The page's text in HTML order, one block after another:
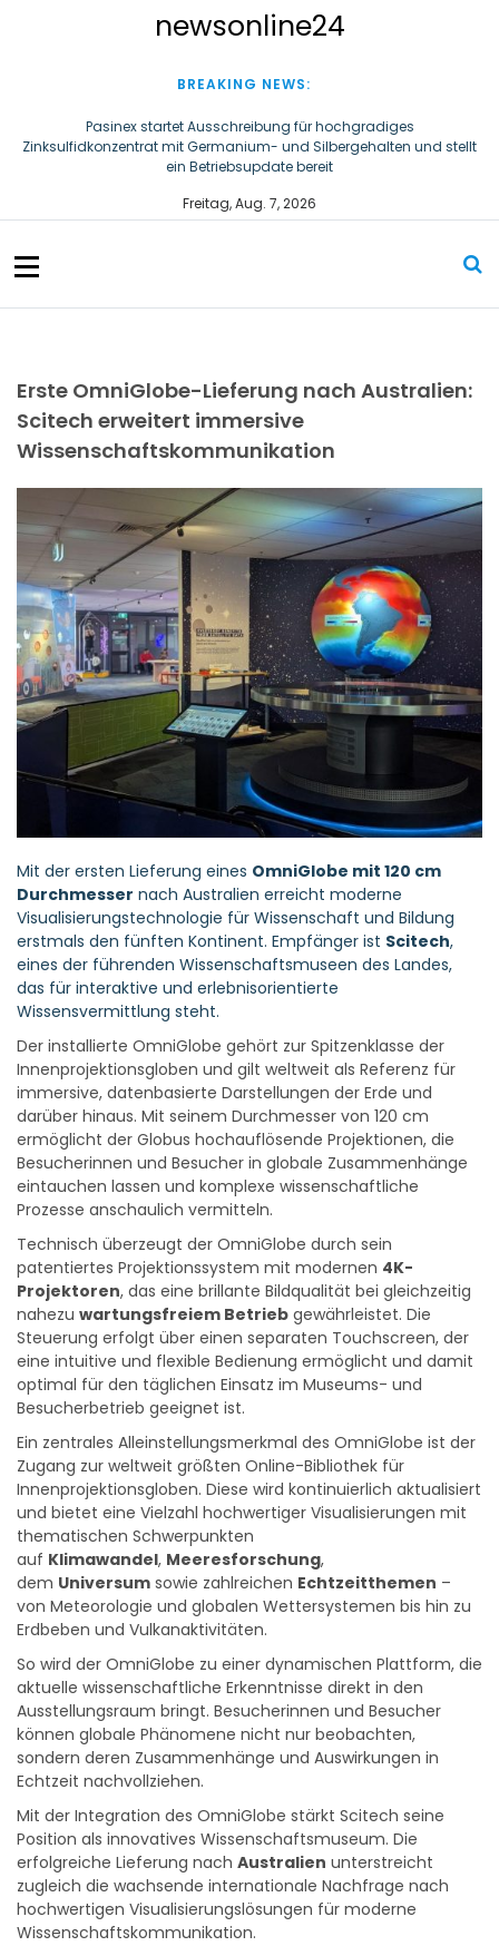
t
newsonline24
BREAKING NEWS:
Pasinex startet Ausschreibung für hochgradiges
Zinksulfidkonzentrat mit Germanium- und Silbergehalten und stellt
ein Betriebsupdate bereit
Steigende Adipositasrate zeigt strukturellen Handlungsbedarf bei
der Ernährung schulpflichtiger Kinder
Freitag, Aug. 7, 2026
Erste OmniGlobe-Lieferung nach Australien:
Scitech erweitert immersive
Wissenschaftskommunikation
Mit der ersten Lieferung eines OmniGlobe mit 120 cm
Durchmesser nach Australien erreicht moderne
Visualisierungstechnologie für Wissenschaft und Bildung
erstmals den fünften Kontinent. Empfänger ist Scitech,
eines der führenden Wissenschaftsmuseen des Landes,
das für interaktive und erlebnisorientierte
Wissensvermittlung steht.
Der installierte OmniGlobe gehört zur Spitzenklasse der
Innenprojektionsgloben und gilt weltweit als Referenz für
immersive, datenbasierte Darstellungen der Erde und
darüber hinaus. Mit seinem Durchmesser von 120 cm
ermöglicht der Globus hochauflösende Projektionen, die
Besucherinnen und Besucher in globale Zusammenhänge
eintauchen lassen und komplexe wissenschaftliche
Prozesse anschaulich vermitteln.
Technisch überzeugt der OmniGlobe durch sein
patentiertes Projektionssystem mit modernen 4K-
Projektoren, das eine brillante Bildqualität bei gleichzeitig
nahezu wartungsfreiem Betrieb gewährleistet. Die
Steuerung erfolgt über einen separaten Touchscreen, der
eine intuitive und flexible Bedienung ermöglicht und damit
optimal für den täglichen Einsatz im Museums- und
Besucherbetrieb geeignet ist.
Ein zentrales Alleinstellungsmerkmal des OmniGlobe ist der
Zugang zur weltweit größten Online-Bibliothek für
Innenprojektionsgloben. Diese wird kontinuierlich aktualisiert
und bietet eine Vielzahl hochwertiger Visualisierungen mit
thematischen Schwerpunkten
auf Klimawandel, Meeresforschung,
dem Universum sowie zahlreichen Echtzeitthemen –
von Meteorologie und globalen Wettersystemen bis hin zu
Erdbeben und Vulkanaktivitäten.
So wird der OmniGlobe zu einer dynamischen Plattform, die
aktuelle wissenschaftliche Erkenntnisse direkt in den
Ausstellungsraum bringt. Besucherinnen und Besucher
können globale Phänomene nicht nur beobachten,
sondern deren Zusammenhänge und Auswirkungen in
Echtzeit nachvollziehen.
Mit der Integration des OmniGlobe stärkt Scitech seine
Position als innovatives Wissenschaftsmuseum. Die
erfolgreiche Lieferung nach Australien unterstreicht
zugleich die wachsende internationale Nachfrage nach
hochwertigen Visualisierungslösungen für moderne
Wissenschaftskommunikation.